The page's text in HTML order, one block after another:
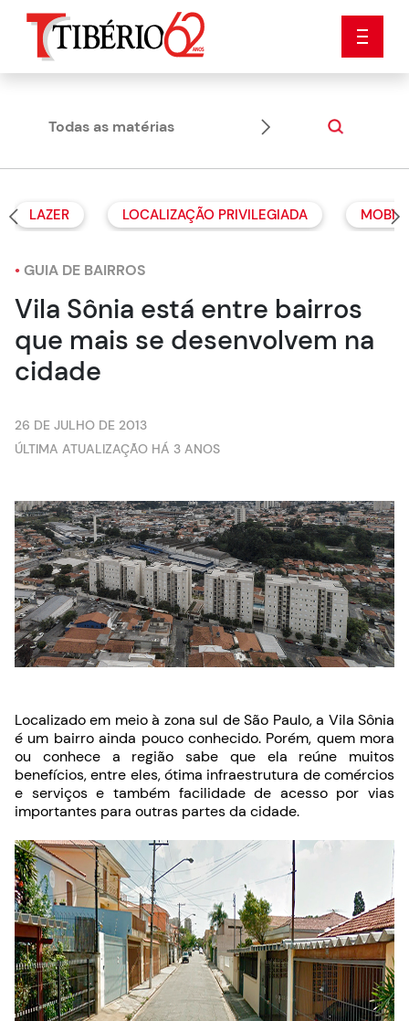
Todas as matérias Dicas
LAZER LOCALIZAÇÃO PRIVILEGIADA
• GUIA DE BAIRROS
Vila Sônia está entre bairros
que mais se desenvolvem na
cidade
26 DE JULHO DE 2013
ÚLTIMA ATUALIZAÇÃO HÁ 3 ANOS
Localizado em meio à zona sul de São Paulo, a Vila Sônia
é um bairro ainda pouco conhecido. Porém, quem mora
ou conhece a região sabe que ela reúne muitos
benefícios, entre eles, ótima infraestrutura de comércios
e serviços e também facilidade de acesso por vias
importantes para outras partes da cidade.